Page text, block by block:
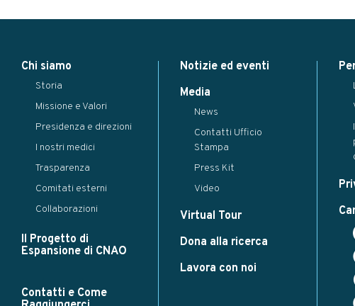
Chi siamo
Storia
Missione e Valori
Presidenza e direzioni
I nostri medici
Trasparenza
Comitati esterni
Collaborazioni
Il Progetto di
Espansione di CNAO
Contatti e Come
Notizie ed eventi
Media
News
Contatti Ufficio
Stampa
Press Kit
Video
Virtual Tour
Dona alla ricerca
Lavora con noi
Save changes